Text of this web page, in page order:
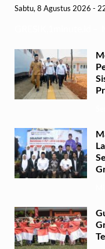
Sabtu, 8 Agustus 2026 -